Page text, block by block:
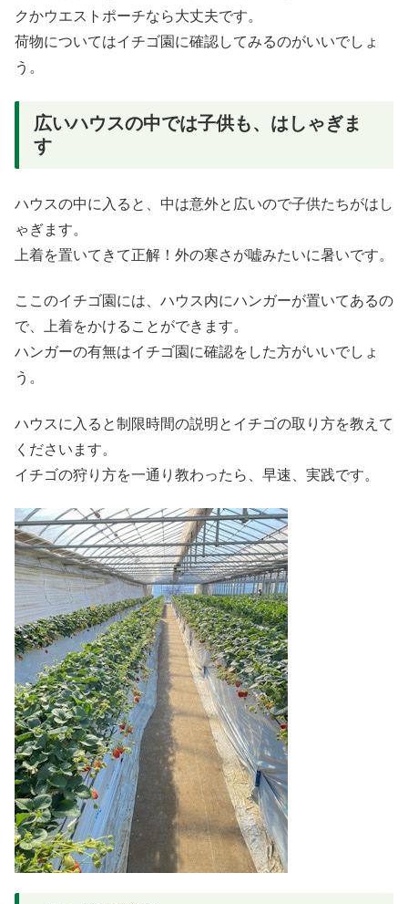
クかウエストポーチなら大丈夫です。
荷物についてはイチゴ園に確認してみるのがいいでしょ
う。
広いハウスの中では子供も、はしゃぎま
す
ハウスの中に入ると、中は意外と広いので子供たちがはし
ゃぎます。
上着を置いてきて正解！外の寒さが嘘みたいに暑いです。
ここのイチゴ園には、ハウス内にハンガーが置いてあるの
で、上着をかけることができます。
ハンガーの有無はイチゴ園に確認をした方がいいでしょ
う。
ハウスに入ると制限時間の説明とイチゴの取り方を教えて
くださいます。
イチゴの狩り方を一通り教わったら、早速、実践です。